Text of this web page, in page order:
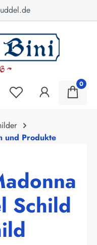
0
und Produkte
Schild